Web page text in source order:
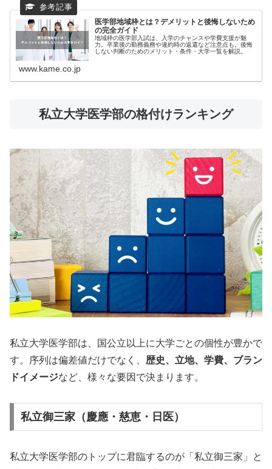
医学部地域枠とは？デメリットと後悔しないため
の完全ガイド
地域枠の医学部入試は、入学のチャンスや学費支援が魅
力。卒業後の勤務義務や違約時の返還など注意点も。後悔
しない判断のためのメリット・条件・大学一覧を解説。
www.kame.co.jp
私立大学医学部の格付けランキング
私立大学医学部は、国公立以上に大学ごとの個性が豊かで
す。序列は偏差値だけでなく、 歴史、立地、学費、ブラン
ドイメージなど、様々な要因で決まります。
私立御三家（慶應・慈恵・日医）
私立大学医学部のトップに君臨するのが「私立御三家」と